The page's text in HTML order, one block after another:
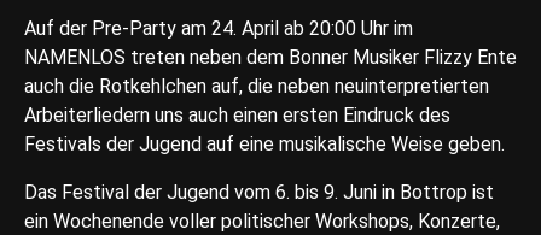
Auf der Pre-Party am 24. April ab 20:00 Uhr im
NAMENLOS treten neben dem Bonner Musiker Flizzy Ente
auch die Rotkehlchen auf, die neben neuinterpretierten
Arbeiterliedern uns auch einen ersten Eindruck des
Festivals der Jugend auf eine musikalische Weise geben.
Das Festival der Jugend vom 6. bis 9. Juni in Bottrop ist
ein Wochenende voller politischer Workshops, Konzerte,